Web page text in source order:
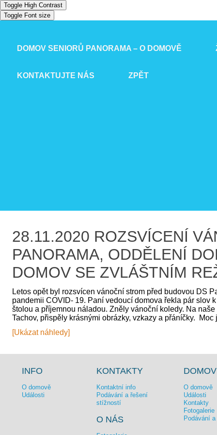
Toggle High Contrast
Toggle Font size
DOMOV SENIORŮ PANORAMA – O DOMOVĚ
KONTAKTUJTE NÁS ZPĚT
28.11.2020 ROZSVÍCENÍ
PANORAMA, ODDĚLENÍ
DOMOV SE ZVLÁŠTNÍM
Letos opět byl rozsvícen vánoční strom před budovou DS
pandemii COVID- 19. Paní vedoucí domova řekla pár slov
štolou a příjemnou náladou. Zněly vánoční koledy. Na
Tachov, přispěly krásnými obrázky, vzkazy a přáníčky.
[Ukázat náhledy]
INFO
O domově
Události
KONTAKTY
Kontaktní info
Podávání a řešení
stížností
O NÁS
O domově
Události
Kontakty
Fotogalerie
Podávání